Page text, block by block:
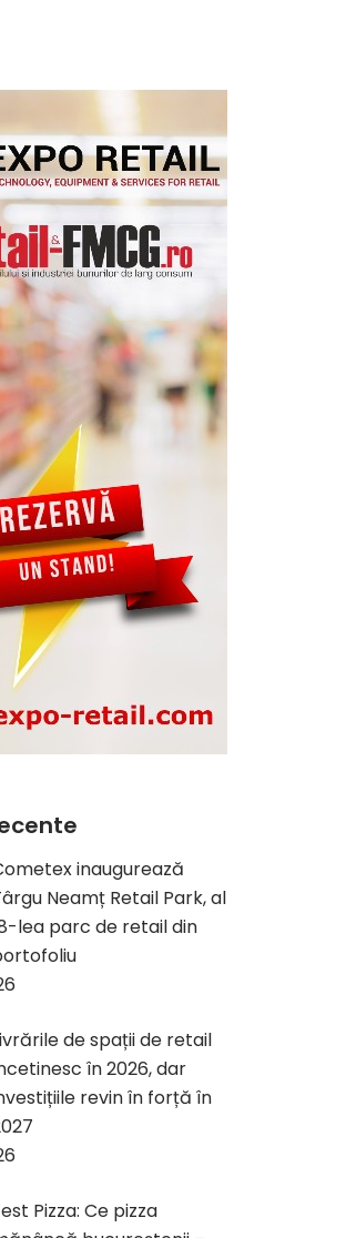
inaugurează
Neamț Retail Park, al
lea parc de retail din
de spații de retail
în 2026, dar
revin în forță în
Pizza: Ce pizza